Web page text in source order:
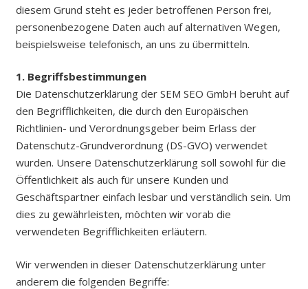
diesem Grund steht es jeder betroffenen Person frei,
personenbezogene Daten auch auf alternativen Wegen,
beispielsweise telefonisch, an uns zu übermitteln.
1. Begriffsbestimmungen
Die Datenschutzerklärung der SEM SEO GmbH beruht auf
den Begrifflichkeiten, die durch den Europäischen
Richtlinien- und Verordnungsgeber beim Erlass der
Datenschutz-Grundverordnung (DS-GVO) verwendet
wurden. Unsere Datenschutzerklärung soll sowohl für die
Öffentlichkeit als auch für unsere Kunden und
Geschäftspartner einfach lesbar und verständlich sein. Um
dies zu gewährleisten, möchten wir vorab die
verwendeten Begrifflichkeiten erläutern.
Wir verwenden in dieser Datenschutzerklärung unter
anderem die folgenden Begriffe: